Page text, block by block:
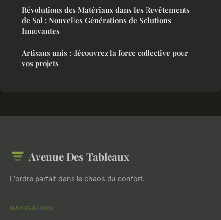
Révolutions des Matériaux dans les Revêtements
de Sol : Nouvelles Générations de Solutions
Innovantes
Artisans unis : découvrez la force collective pour
vos projets
Avenue Des Tableaux
L'ordre parfait dans le chaos du confort.
NAVIGATION